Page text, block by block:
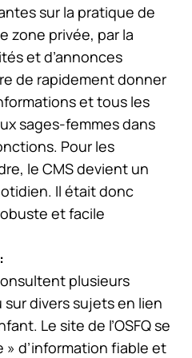
sur la pratique de
zone privée, par la
et d’annonces
de rapidement donner
et tous les
sages-femmes dans
Pour les
le CMS devient un
Il était donc
et facile
plusieurs
divers sujets en lien
Le site de l’OSFQ se
» d’information fiable et